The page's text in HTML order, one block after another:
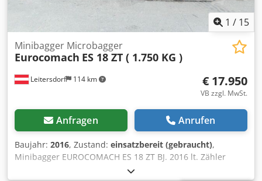
1 / 15
Leitersdorf 114 km
Minibagger Microbagger
Eurocomach ES 18 ZT ( 1.750 KG )
€ 17.950
VB zzgl. MwSt.
Anfragen Anrufen
Baujahr: 2016, Zustand: einsatzbereit (gebraucht),
Minibagger EUROCOMACH ES 18 ZT BJ. 2016 lt. Zähler
2.186 Stunden Dkedpshq A Rgjfx Ah Tsr 1.750 KG 11,2 KW